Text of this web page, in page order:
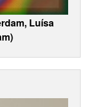
Luísa